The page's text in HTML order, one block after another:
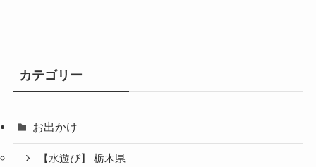
カテゴリー
お出かけ
【水遊び】 栃木県